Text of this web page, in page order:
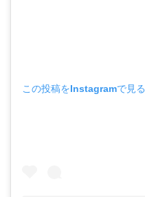
この投稿をInstagramで見る